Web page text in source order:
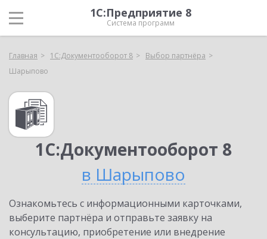
1С:Предприятие 8
Система программ
Главная 1С:Документооборот 8
Выбор партнёра
Шарыпово
1С:Документооборот 8
в Шарыпово
Ознакомьтесь с информационными карточками,
выберите партнёра и отправьте заявку на
консультацию, приобретение или внедрение